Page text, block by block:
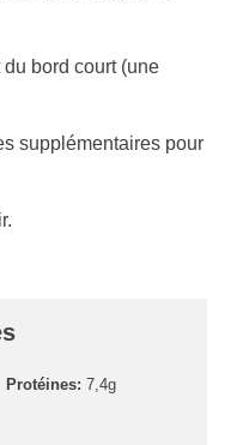
bord court (une
supplémentaires pour
Protéines: 7,4g